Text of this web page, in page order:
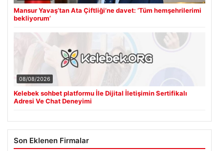
Mansur Yavaş’tan Ata Çiftliği’ne davet: ‘Tüm hemşehrilerimi
bekliyorum’
08/08/2026
Kelebek sohbet platformu İle Dijital İletişimin Sertifikalı
Adresi Ve Chat Deneyimi
Son Eklenen Firmalar